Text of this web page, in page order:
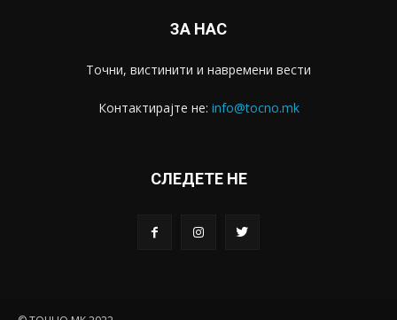
ЗА НАС
Точни, вистинити и навремени вести
Контактирајте не: info@tocno.mk
СЛЕДЕТЕ НЕ